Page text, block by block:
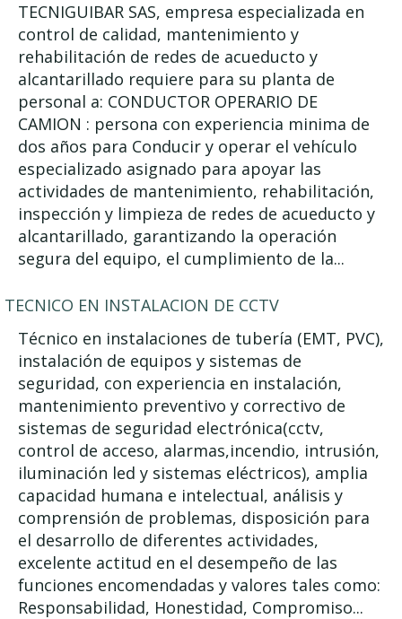
TECNIGUIBAR SAS, empresa especializada en
control de calidad, mantenimiento y
rehabilitación de redes de acueducto y
alcantarillado requiere para su planta de
personal a: CONDUCTOR OPERARIO DE
CAMION : persona con experiencia minima de
dos años para Conducir y operar el vehículo
especializado asignado para apoyar las
actividades de mantenimiento, rehabilitación,
inspección y limpieza de redes de acueducto y
alcantarillado, garantizando la operación
segura del equipo, el cumplimiento de la...
TECNICO EN INSTALACION DE CCTV
Técnico en instalaciones de tubería (EMT, PVC),
instalación de equipos y sistemas de
seguridad, con experiencia en instalación,
mantenimiento preventivo y correctivo de
sistemas de seguridad electrónica(cctv,
control de acceso, alarmas,incendio, intrusión,
iluminación led y sistemas eléctricos), amplia
capacidad humana e intelectual, análisis y
comprensión de problemas, disposición para
el desarrollo de diferentes actividades,
excelente actitud en el desempeño de las
funciones encomendadas y valores tales como:
Responsabilidad, Honestidad, Compromiso...